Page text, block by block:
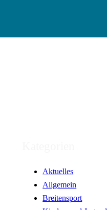
Aktuelles
Allgemein
Breitensport